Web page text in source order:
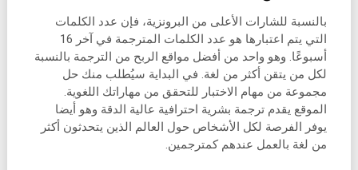
بالنسبة للشارات الأعلى من البرونزية، فإن عدد الكلمات
التي يتم اعتبارها هو عدد الكلمات المترجمة في آخر 16
أسبوعًا. وهو واحد من أفضل مواقع الربح من الترجمة بالنسبة
لكل من يتقن أكثر من لغة. في البداية سيُطلب منك حل
مجموعة من مهام الاختبار للتحقق من مهاراتك اللغوية.
الموقع يقدم ترجمة بشرية احترافية عالية الدقة وهو أيضا
يوفر الفرصة لكل الأشخاص حول العالم الذين يتحدثون أكثر
من لغة بالعمل عندهم كمترجمين.